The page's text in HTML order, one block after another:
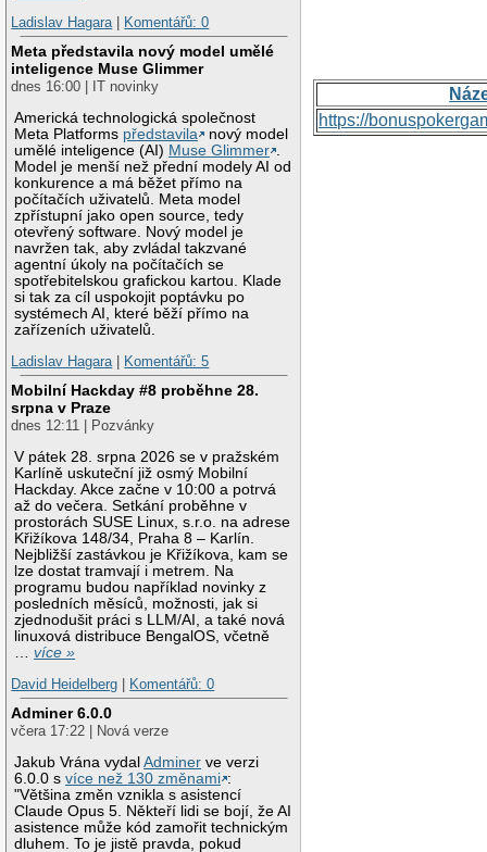
Ladislav Hagara| Komentářů: 0
Meta představila nový model umělé
inteligence Muse Glimmer
dnes 16:00 | IT novinky
Americká technologická společnost
Meta Platforms představila
nový model
umělé inteligence (AI) Muse Glimmer
Model je menší než přední modely AI od
konkurence a má běžet přímo na
počítačích uživatelů. Meta model
zpřístupní jako open source, tedy
otevřený software. Nový model je
navržen tak, aby zvládal takzvané
agentní úkoly na počítačích se
spotřebitelskou grafickou kartou. Klade
si tak za cíl uspokojit poptávku po
systémech AI, které běží přímo na
zařízeních uživatelů.
Ladislav Hagara| Komentářů: 5
Mobilní Hackday #8 proběhne 28.
srpna v Praze
dnes 12:11 | Pozvánky
V pátek 28. srpna 2026 se v pražském
Karlíně uskuteční již osmý Mobilní
Hackday. Akce začne v 10:00 a potrvá
až do večera. Setkání proběhne v
prostorách SUSE Linux, s.r.o. na adrese
Křižíkova 148/34, Praha 8 – Karlín.
Nejbližší zastávkou je Křižíkova, kam se
lze dostat tramvají i metrem. Na
programu budou například novinky z
posledních měsíců, možnosti, jak si
zjednodušit práci s LLM/AI, a také nová
linuxová distribuce BengalOS, včetně
…více »
David Heidelberg
Komentářů: 0
Adminer 6.0.0
včera 17:22 | Nová verze
Jakub Vrána vydalAdminer ve verzi
6.0.0 svíce než 130 změnami :
"Většina změn vznikla s asistencí
Claude Opus 5. Někteří lidi se bojí, že AI
asistence může kód zamořit technickým
dluhem. To je jistě pravda, pokud
https://